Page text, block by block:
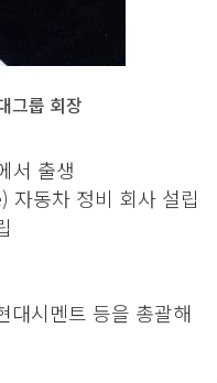
그룹 회장
서 출생
동차 정비 회사 설립
대시멘트 등을 총괄해